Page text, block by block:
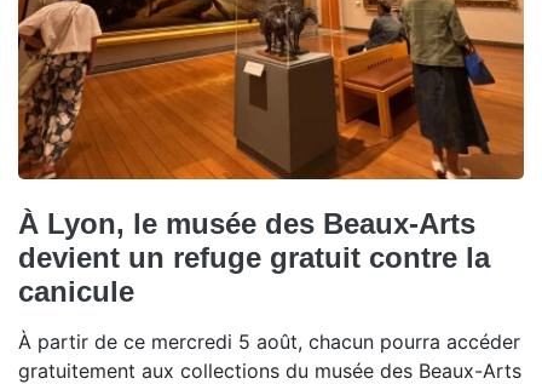
À Lyon, le musée des Beaux-Arts
devient un refuge gratuit contre la
canicule
À partir de ce mercredi 5 août, chacun pourra accéder
gratuitement aux collections du musée des Beaux-Arts